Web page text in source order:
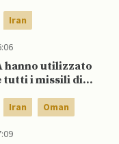
Iran
hanno utilizzato
tutti i missili di
Iran Oman